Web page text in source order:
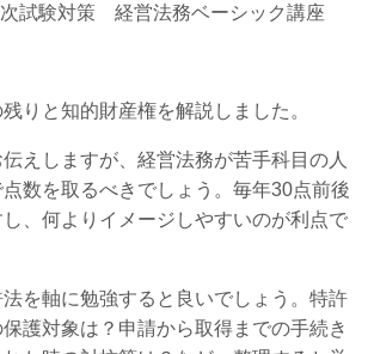
試験対策 経営法務ベーシック講座
りと知的財産権を解説しました。
えしますが、経営法務が苦手科目の人
数を取るべきでしょう。毎年30点前後
、何よりイメージしやすいのが利点で
を軸に勉強すると良いでしょう。特許
護対象は？申請から取得までの手続き